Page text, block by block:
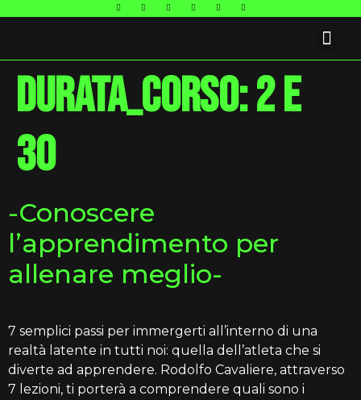
durata_corso:2 e
30
-Conoscere
l’apprendimento per
allenare meglio-
7 semplici passi per immergerti all’interno di una
realtà latente in tutti noi: quella dell’atleta che si
diverte ad apprendere. Rodolfo Cavaliere, attraverso
7 lezioni, ti porterà a comprendere quali sono i